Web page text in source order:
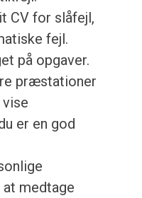
CV for slåfejl,
fejl.
på opgaver.
præstationer
er en god
at medtage